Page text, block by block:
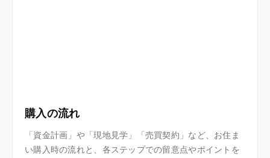
購入の流れ
「資金計画」や「現地見学」「売買契約」など、お住ま
い購入時の流れと、各ステップでの留意点やポイントを